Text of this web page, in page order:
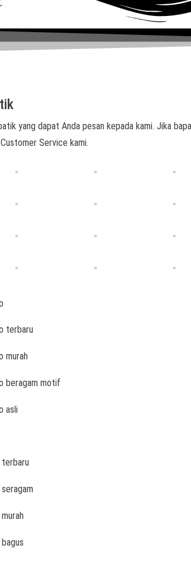
yang dapat Anda pesan kepada kami. Jika
Service kami.